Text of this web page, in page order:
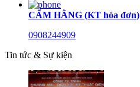
CẨM HẰNG (KT hóa đơn)
0908244909
Tin tức & Sự kiện